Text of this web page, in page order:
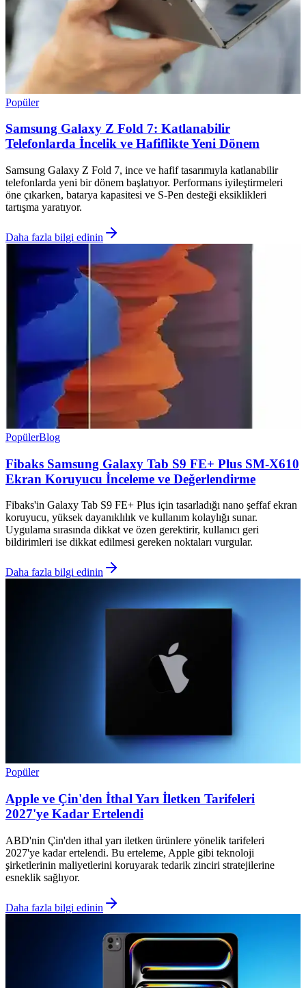
Popüler
Samsung Galaxy Z Fold 7: Katlanabilir
Telefonlarda İncelik ve Hafiflikte Yeni Dönem
Samsung Galaxy Z Fold 7, ince ve hafif tasarımıyla katlanabilir
telefonlarda yeni bir dönem başlatıyor. Performans iyileştirmeleri
öne çıkarken, batarya kapasitesi ve S-Pen desteği eksiklikleri
tartışma yaratıyor.
Daha fazla bilgi edinin
PopülerBlog
Fibaks Samsung Galaxy Tab S9 FE+ Plus SM-X610
Ekran Koruyucu İnceleme ve Değerlendirme
Fibaks'in Galaxy Tab S9 FE+ Plus için tasarladığı nano şeffaf ekran
koruyucu, yüksek dayanıklılık ve kullanım kolaylığı sunar.
Uygulama sırasında dikkat ve özen gerektirir, kullanıcı geri
bildirimleri ise dikkat edilmesi gereken noktaları vurgular.
Daha fazla bilgi edinin
Popüler
Apple ve Çin'den İthal Yarı İletken Tarifeleri
2027'ye Kadar Ertelendi
ABD'nin Çin'den ithal yarı iletken ürünlere yönelik tarifeleri
2027'ye kadar ertelendi. Bu erteleme, Apple gibi teknoloji
şirketlerinin maliyetlerini koruyarak tedarik zinciri stratejilerine
esneklik sağlıyor.
Daha fazla bilgi edinin